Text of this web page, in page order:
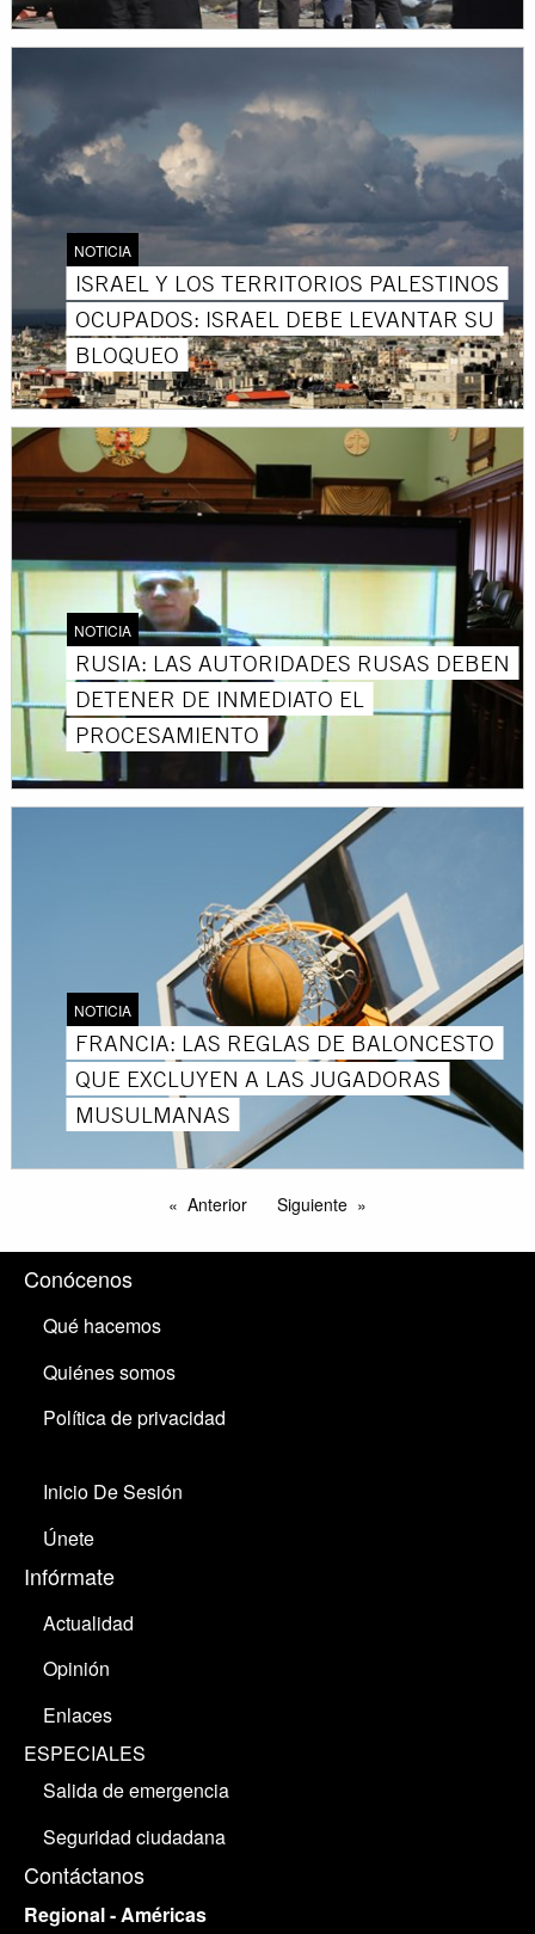
NOTICIA
ISRAEL Y LOS TERRITORIOS PALESTINOS
OCUPADOS: ISRAEL DEBE LEVANTAR SU
BLOQUEO
NOTICIA
RUSIA: LAS AUTORIDADES RUSAS DEBEN
DETENER DE INMEDIATO EL
PROCESAMIENTO
NOTICIA
FRANCIA: LAS REGLAS DE BALONCESTO
QUE EXCLUYEN A LAS JUGADORAS
MUSULMANAS
Anterior Siguiente
Conócenos
Qué hacemos
Quiénes somos
Política de privacidad
Inicio De Sesión
Únete
Infórmate
Actualidad
Opinión
Enlaces
ESPECIALES
Salida de emergencia
Seguridad ciudadana
Contáctanos
Regional - Américas